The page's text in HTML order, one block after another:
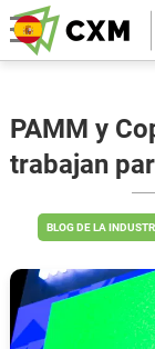
PAMM y
trabajan
BLOG DE LA